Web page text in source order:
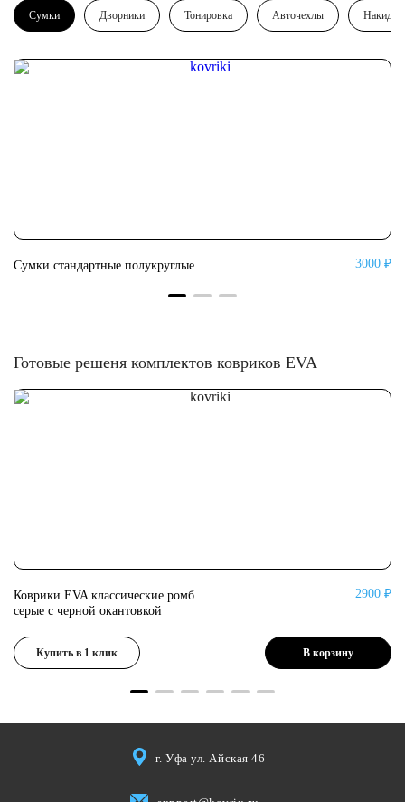
Сумки Дворники Тонировка Авточехлы Накидки
Сумки стандартные полукруглые 3000 ₽
Готовые решеня комплектов ковриков EVA
Коврики EVA классические ромб
серые с черной окантовкой
2900 ₽
Купить в 1 клик В корзину
г. Уфа ул. Айская 46